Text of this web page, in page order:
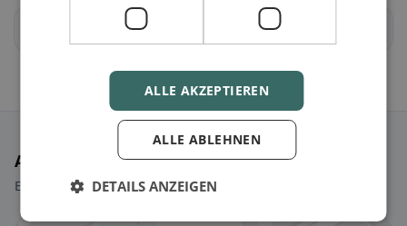
Dardagny
Ausgewählte Restaurants
Ein paar Picks, um sofort loszulegen.
ALLE AKZEPTIEREN
ALLE ABLEHNEN
DETAILS ANZEIGEN